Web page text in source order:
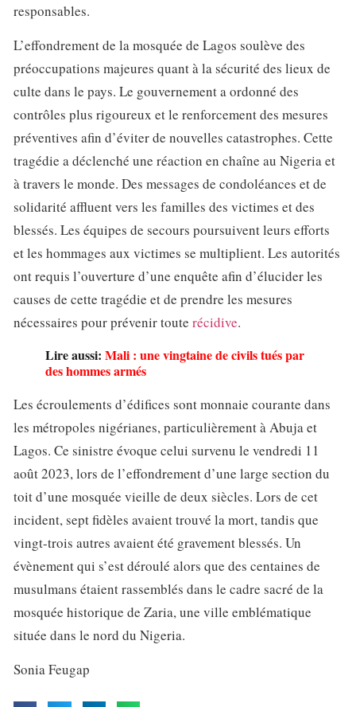
responsables.
L’effondrement de la mosquée de Lagos soulève des
préoccupations majeures quant à la sécurité des lieux de
culte dans le pays. Le gouvernement a ordonné des
contrôles plus rigoureux et le renforcement des mesures
préventives afin d’éviter de nouvelles catastrophes. Cette
tragédie a déclenché une réaction en chaîne au Nigeria et
à travers le monde. Des messages de condoléances et de
solidarité affluent vers les familles des victimes et des
blessés. Les équipes de secours poursuivent leurs efforts
et les hommages aux victimes se multiplient. Les autorités
ont requis l’ouverture d’une enquête afin d’élucider les
causes de cette tragédie et de prendre les mesures
nécessaires pour prévenir toute récidive.
Lire aussi: Mali : une vingtaine de civils tués par
des hommes armés
Les écroulements d’édifices sont monnaie courante dans
les métropoles nigérianes, particulièrement à Abuja et
Lagos. Ce sinistre évoque celui survenu le vendredi 11
août 2023, lors de l’effondrement d’une large section du
toit d’une mosquée vieille de deux siècles. Lors de cet
incident, sept fidèles avaient trouvé la mort, tandis que
vingt-trois autres avaient été gravement blessés. Un
évènement qui s’est déroulé alors que des centaines de
musulmans étaient rassemblés dans le cadre sacré de la
mosquée historique de Zaria, une ville emblématique
située dans le nord du Nigeria.
Sonia Feugap